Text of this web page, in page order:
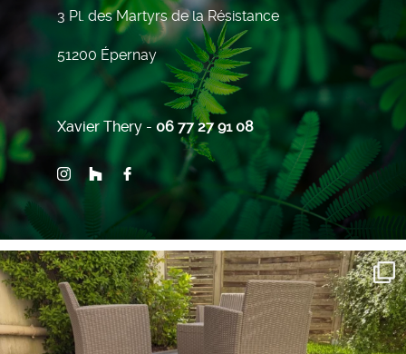
3 Pl. des Martyrs de la Résistance
51200 Épernay
Xavier Thery - 06 77 27 91 08